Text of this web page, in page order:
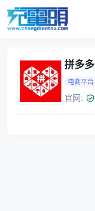
拼多多
电商平台
官网: